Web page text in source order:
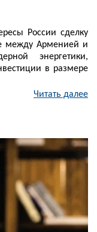
России сделку
между Арменией и
энергетики,
в размере
Читать далее